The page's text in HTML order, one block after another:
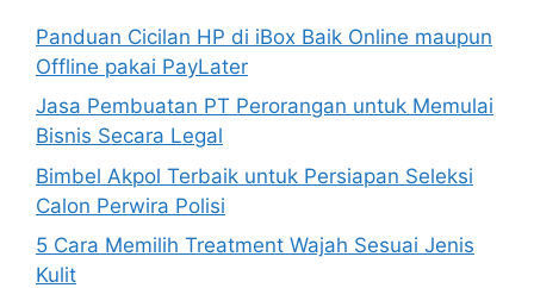
Panduan Cicilan HP di iBox Baik Online maupun
Offline pakai PayLater
Jasa Pembuatan PT Perorangan untuk Memulai
Bisnis Secara Legal
Bimbel Akpol Terbaik untuk Persiapan Seleksi
Calon Perwira Polisi
5 Cara Memilih Treatment Wajah Sesuai Jenis
Kulit